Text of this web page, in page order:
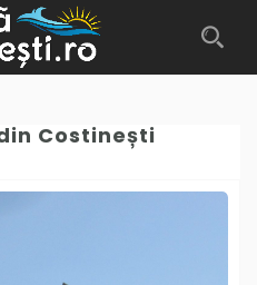
Costinești